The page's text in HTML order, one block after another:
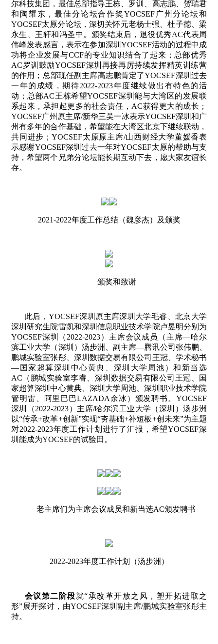
尔科技集团，最佳总部指导王栋、罗训、高志鹏、贺瑞君
和陶耀东，最佳分论坛合作奖YOCSEF广州分论坛和
YOCSEF太原分论坛，深切关怀元老杨士强、杜子德、梁
永生、王轩和冯圣中。颁奖结束后，退役优秀AC代表周
伟峰发表感言，表示在参加深圳 YOCSEF活动的过程中成
功将企业发展与CCF的专业知识结合了起来；总部优秀
AC罗训鼓励YOCSEF深圳再接再厉持续发挥精英训练营
的作用；总部现任副主席高志鹏肯定了YOCSEF深圳过去
一年的成绩，期待2022-2023年度继续做出有特色的活
动；总部AC王栋希望YOCSEF深圳能与大湾区的发展联
系起来，承担起更多的社会责任， AC获得更大的成长；
YOCSEF广州原主席/新华三吴一冰表示YOCSEF深圳和广
州有多年的合作基础，希望能在大湾区北京下继续联动，
共同进步； YOCSEF太原原主席/山西财经大学董媛香表
示感谢YOCSEF深圳过去一年对YOCSEF太原的帮助与支
持，希望两个兄弟分论坛能长期互动下去，愿大家友谊长
存。
2021-2022年度工作总结（魏彦杰）及颁奖
颁奖和致谢
此后，YOCSEF深圳原主席深圳大学毛睿、北京大学
深圳研究生院雷凯和深圳信息职业技术学院卢昱明分别为
YOCSEF深圳（ 2022-2023）主席会议成员（主席—哈尔
滨工业大学（深圳）汤步洲、副主席—腾讯公司张伟鹏、
鹏城实验室张彤、深圳数据交易有限公司王冠、学术秘书
—国家超算深圳中心黄典、深圳大学周池）和新当选
AC （鹏城实验室李睿、深圳数据交易有限公司王冠、国
家超算深圳中心黄典、深圳大学周池、深圳职业技术学院
管明雷、阿里巴巴LAZADA余冰）颁发聘书。YOCSEF
深圳（2022-2023）主席/哈尔滨工业大学（深圳）汤步洲
以“传承+改革+创新”实现“夯基础+补短板+创未来”为主题
对2022-2023年度工作计划进行了汇报，希望YOCSEF深
圳能成为YOCSEF的试验田。
老主席们为主席会议成员和新当选AC颁发聘书
2022-2023年度工作计划（汤步洲）
会议第二阶段就“承改革开放之风，塑开拓进取之
形”展开探讨，由YOCSEF深圳副主席/鹏城实验室张彤主
持。